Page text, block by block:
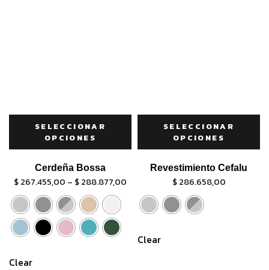
SELECCIONAR
OPCIONES
Cerdeña Bossa
$267.455,00 – $288.877,00
Clear
SELECCIONAR
OPCIONES
Revestimiento Cefalu
$286.658,00
Clear